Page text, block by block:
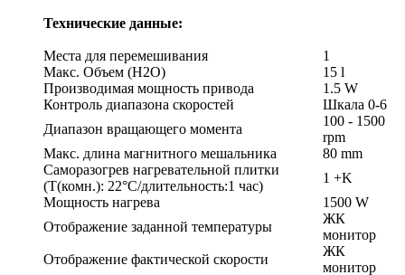
Технические данные:
Места для перемешивания
1
Макс. Объем (H2O)
15 l
Производимая мощность привода
1.5 W
Контроль диапазона скоростей
Шкала 0-6
Диапазон вращающего момента
100 - 1500
rpm
Макс. длина магнитного мешальника
80 mm
Саморазогрев нагревательной плитки
(T(комн.): 22°C/длительность:1 час)
1 +K
Мощность нагрева
1500 W
Отображение заданной температуры
ЖК
монитор
Отображение фактической скорости
ЖК
монитор